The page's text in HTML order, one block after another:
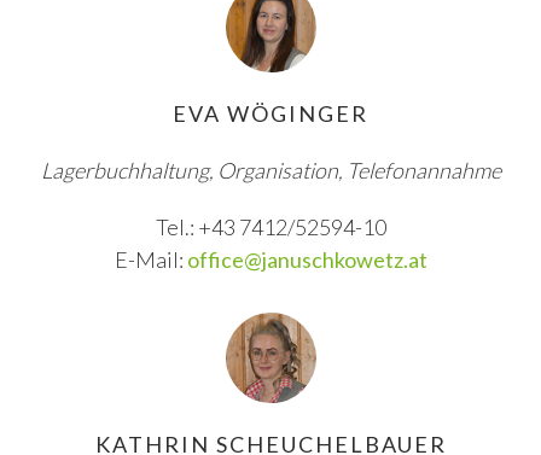
EVA WÖGINGER
Lagerbuchhaltung, Organisation, Telefonannahme
Tel.: +43 7412/52594-10
E-Mail: office@januschkowetz.at
KATHRIN SCHEUCHELBAUER